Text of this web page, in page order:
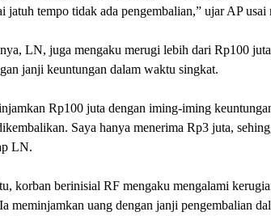
jatuh tempo tidak ada pengembalian,” ujar AP
LN, juga mengaku merugi lebih dari Rp100
janji keuntungan dalam waktu singkat.
Rp100 juta dengan iming-iming
Saya hanya menerima Rp3 juta,
LN.
korban berinisial RF mengaku mengalami
meminjamkan uang dengan janji pengembalian